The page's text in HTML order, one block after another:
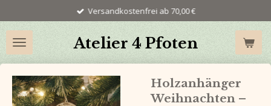
springen
Atelier 4 Pfoten
Versandkostenfrei ab 70,00 €
Holzanhänger
Weihnachten –